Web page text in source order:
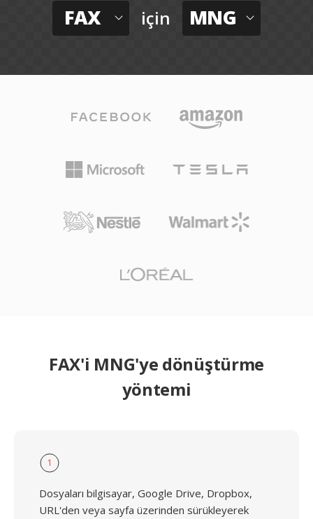
FAX için MNG
FAX'i MNG'ye dönüştürme
yöntemi
1
Dosyaları bilgisayar, Google Drive, Dropbox,
URL'den veya sayfa üzerinden sürükleyerek